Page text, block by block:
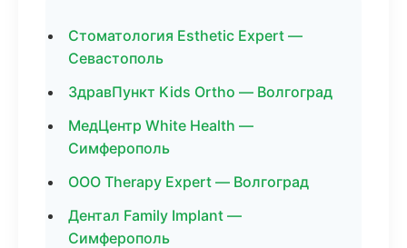
Стоматология Esthetic Expert —
Севастополь
ЗдравПункт Kids Ortho — Волгоград
МедЦентр White Health —
Симферополь
ООО Therapy Expert — Волгоград
Дентал Family Implant —
Симферополь